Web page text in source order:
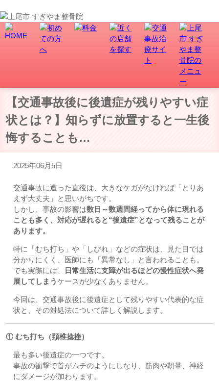
【交通事故後に後遺症が残りやすい症
状とは？】知らずに放置すると一生後
悔することも…
2025年06月5日
交通事故に遭った直後は、大きなケガがなければ「とりあ
えず大丈夫」と思いがちです。
しかし、事故の影響は数日～数週間経ってから体に現れる
ことも多く、対応が遅れると“後遺症”となって残ることが
あります。
特に「むち打ち」や「しびれ」などの症状は、見た目では
分かりにくく、医師にも「異常なし」と言われることも。
でも実際には、
日常生活に支障が出るほどの慢性症状へ発
展してしまうケースが少なくありません。
今回は、交通事故後に後遺症として残りやすい代表的な症
状と、その対処法について詳しく解説します。
① むち打ち（頚椎捻挫）
最も多い後遺症の一つです。
事故の衝撃で首がムチのようにしなり、筋肉や靭帯、神経
にダメージが加わります。